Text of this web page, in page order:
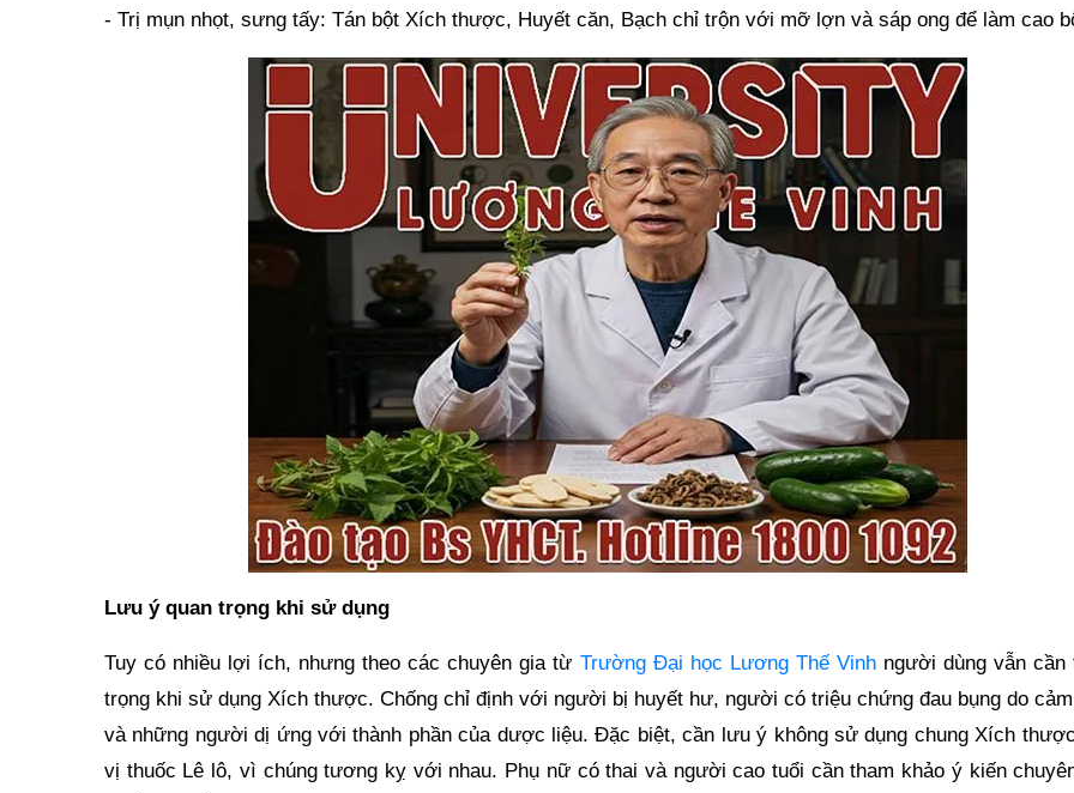
- Trị mụn nhọt, sưng tấy: Tán bột Xích thược, Huyết căn, Bạch chỉ trộn với mỡ lợn và sáp ong để làm cao
Lưu ý quan trọng khi sử dụng
Tuy có nhiều lợi ích, nhưng theo các chuyên gia từ Trường Đại học Lương Thế Vinhngười dùng vẫn cần
trọng khi sử dụng Xích thược. Chống chỉ định với người bị huyết hư, người có triệu chứng đau bụng do
và những người dị ứng với thành phần của dược liệu. Đặc biệt, cần lưu ý không sử dụng chung Xích
vị thuốc Lê lô, vì chúng tương kỵ với nhau. Phụ nữ có thai và người cao tuổi cần tham khảo ý kiến